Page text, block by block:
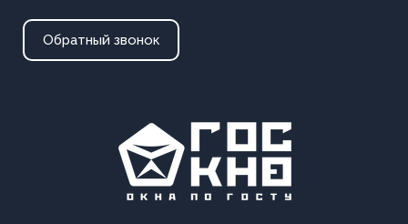
Обратный звонок